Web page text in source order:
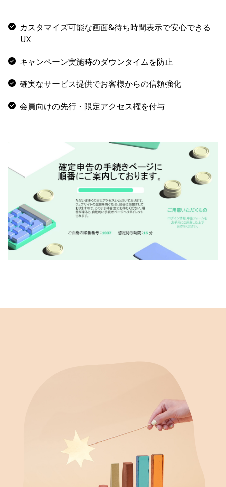
カスタマイズ可能な画面&待ち時間表示で安心できる
UX
キャンペーン実施時のダウンタイムを防止
確実なサービス提供でお客様からの信頼強化
会員向けの先行・限定アクセス権を付与